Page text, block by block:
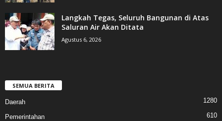
Langkah Tegas, Seluruh Bangunan di Atas
Saluran Air Akan Ditata
Agustus 6, 2026
SEMUA BERITA
Daerah 1280
Pemerintahan 610